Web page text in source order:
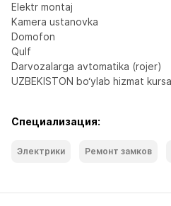
Elektr montaj
Kamera ustanovka
Domofon
Qulf
Darvozalarga avtomatika (rojer)
UZBEKISTON bo‘ylab hizmat
Специализация:
Электрики Ремонт замков